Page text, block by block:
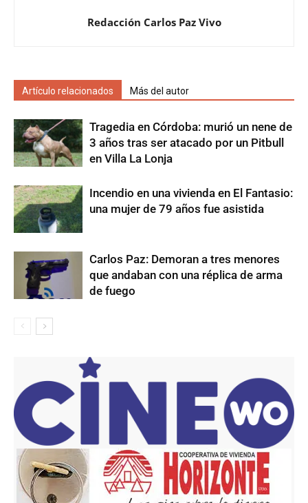
Redacción Carlos Paz Vivo
Artículo relacionados Más del autor
Tragedia en Córdoba: murió un nene de
3 años tras ser atacado por un Pitbull
en Villa La Lonja
Incendio en una vivienda en El Fantasio:
una mujer de 79 años fue asistida
Carlos Paz: Demoran a tres menores
que andaban con una réplica de arma
de fuego